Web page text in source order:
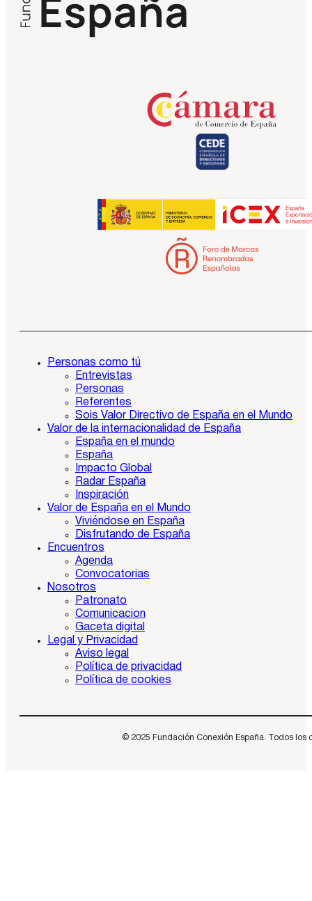
Personas como tú
Entrevistas
Personas
Referentes
Sois Valor Directivo de España en el Mundo
Valor de la internacionalidad de España
España en el mundo
España
Impacto Global
Radar España
Inspiración
Valor de España en el Mundo
Viviéndose en España
Disfrutando de España
Encuentros
Agenda
Convocatorias
Nosotros
Patronato
Comunicacion
Gaceta digital
Legal y Privacidad
Aviso legal
Política de privacidad
Política de cookies
© 2025 Fundación Conexión España. Todos los